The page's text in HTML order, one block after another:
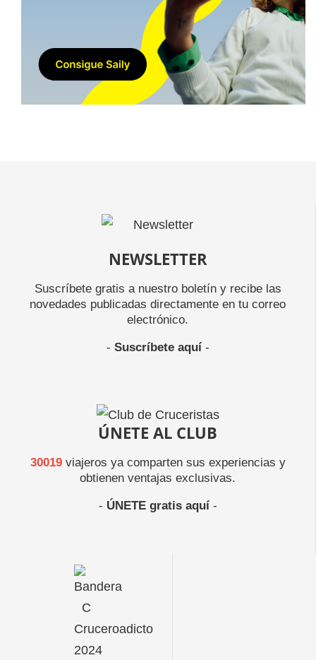
NEWSLETTER
Suscríbete gratis a nuestro boletín y recibe las
novedades publicadas directamente en tu correo
electrónico.
- Suscríbete aquí-
ÚNETE AL CLUB
30019viajeros ya comparten sus experiencias y
obtienen ventajas exclusivas.
- ÚNETE gratis aquí-